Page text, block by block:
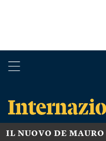
IL NUOVO DE MAURO